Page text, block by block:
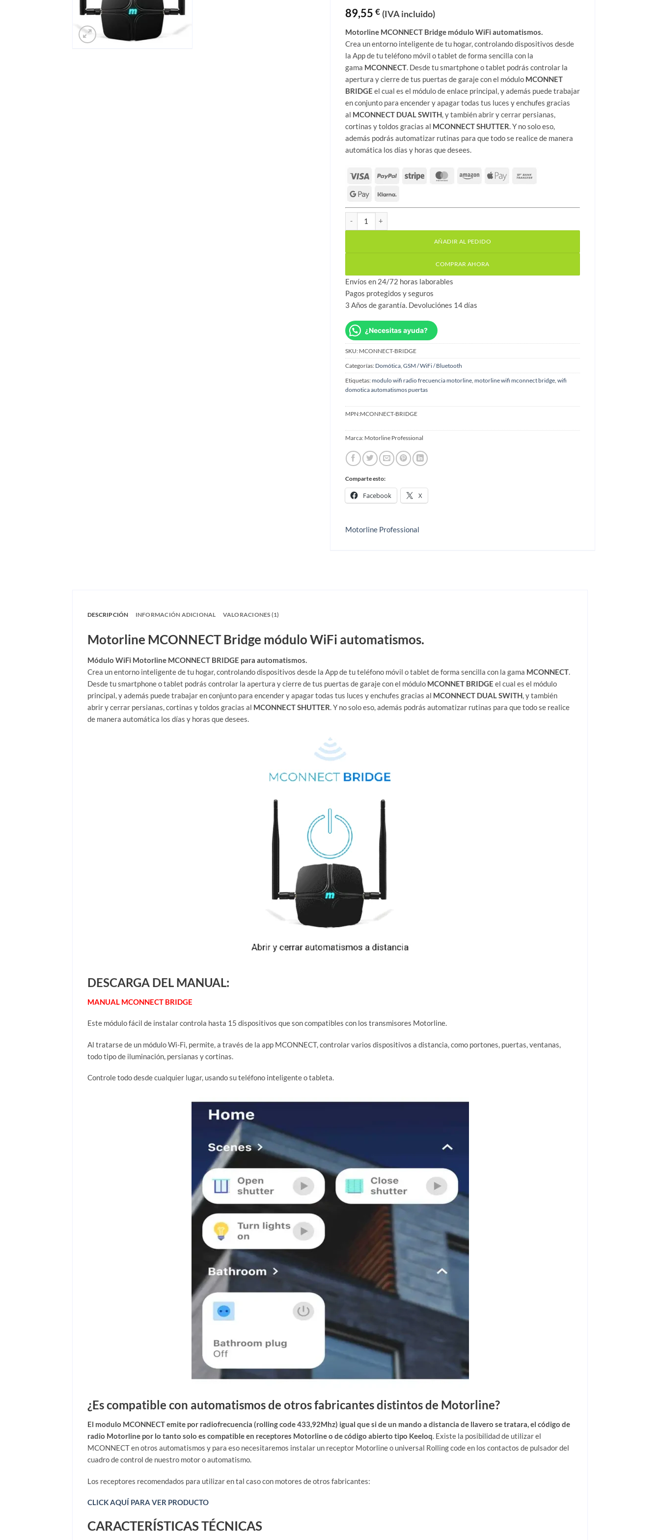
do con
de 5
en
base a
valorac
ión de
un
cliente
89,55 € (IVA incluido)
Motorline MCONNECT Bridge módulo WiFi automatismos.
Crea un entorno inteligente de tu hogar, controlando dispositivos desde
la App de tu teléfono móvil o tablet de forma sencilla con la
gama MCONNECT. Desde tu smartphone o tablet podrás controlar la
apertura y cierre de tus puertas de garaje con el módulo MCONNET
BRIDGE el cual es el módulo de enlace principal, y además puede trabajar
en conjunto para encender y apagar todas tus luces y enchufes gracias
al MCONNECT DUAL SWITH, y también abrir y cerrar persianas,
cortinas y toldos gracias al MCONNECT SHUTTER. Y no solo eso,
además podrás automatizar rutinas para que todo se realice de manera
automática los días y horas que desees.
Motorline MCONNECT Bridge módulo WiFi automatismos cantidad
AÑADIR AL PEDIDO
COMPRAR AHORA
Envíos en 24/72 horas laborables
Pagos protegidos y seguros
3 Años de garantía. Devoluciónes 14 días
¿Necesitas ayuda?
SKU: MCONNECT-BRIDGE
Categorías: Domótica GSM / WiFi / Bluetooth
Etiquetas:modulo wifi radio frecuencia motorline motorline wifi mconnect bridge wifi
domotica automatismos puertas
MPN:MCONNECT-BRIDGE
Marca: Motorline Professional
Comparte esto:
Facebook X
Motorline Professional
DESCRIPCIÓN INFORMACIÓN ADICIONAL VALORACIONES (1)
Motorline MCONNECT Bridge módulo WiFi automatismos.
Módulo WiFi Motorline MCONNECT BRIDGE para automatismos.
Crea un entorno inteligente de tu hogar, controlando dispositivos desde la App de tu teléfono móvil o tablet de forma sencilla con la gama MCONNECT.
Desde tu smartphone o tablet podrás controlar la apertura y cierre de tus puertas de garaje con el módulo MCONNET BRIDGE el cual es el módulo
principal, y además puede trabajar en conjunto para encender y apagar todas tus luces y enchufes gracias al MCONNECT DUAL SWITH, y también
abrir y cerrar persianas, cortinas y toldos gracias al MCONNECT SHUTTER. Y no solo eso, además podrás automatizar rutinas para que todo se realice
de manera automática los días y horas que desees.
DESCARGA DEL MANUAL:
MANUAL MCONNECT BRIDGE
Este módulo fácil de instalar controla hasta 15 dispositivos que son compatibles con los transmisores Motorline.
Al tratarse de un módulo Wi-Fi, permite, a través de la app MCONNECT, controlar varios dispositivos a distancia, como portones, puertas, ventanas,
todo tipo de iluminación, persianas y cortinas.
Controle todo desde cualquier lugar, usando su teléfono inteligente o tableta.
¿Es compatible con automatismos de otros fabricantes distintos de Motorline?
El modulo MCONNECT emite por radiofrecuencia (rolling code 433,92Mhz) igual que si de un mando a distancia de llavero se tratara, el código de
radio Motorline por lo tanto solo es compatible en receptores Motorline o de código abierto tipo Keeloq. Existe la posibilidad de utilizar el
MCONNECT en otros automatismos y para eso necesitaremos instalar un receptor Motorline o universal Rolling code en los contactos de pulsador del
cuadro de control de nuestro motor o automatismo.
Los receptores recomendados para utilizar en tal caso con motores de otros fabricantes:
CLICK AQUÍ PARA VER PRODUCTO
CARACTERÍSTICAS TÉCNICAS